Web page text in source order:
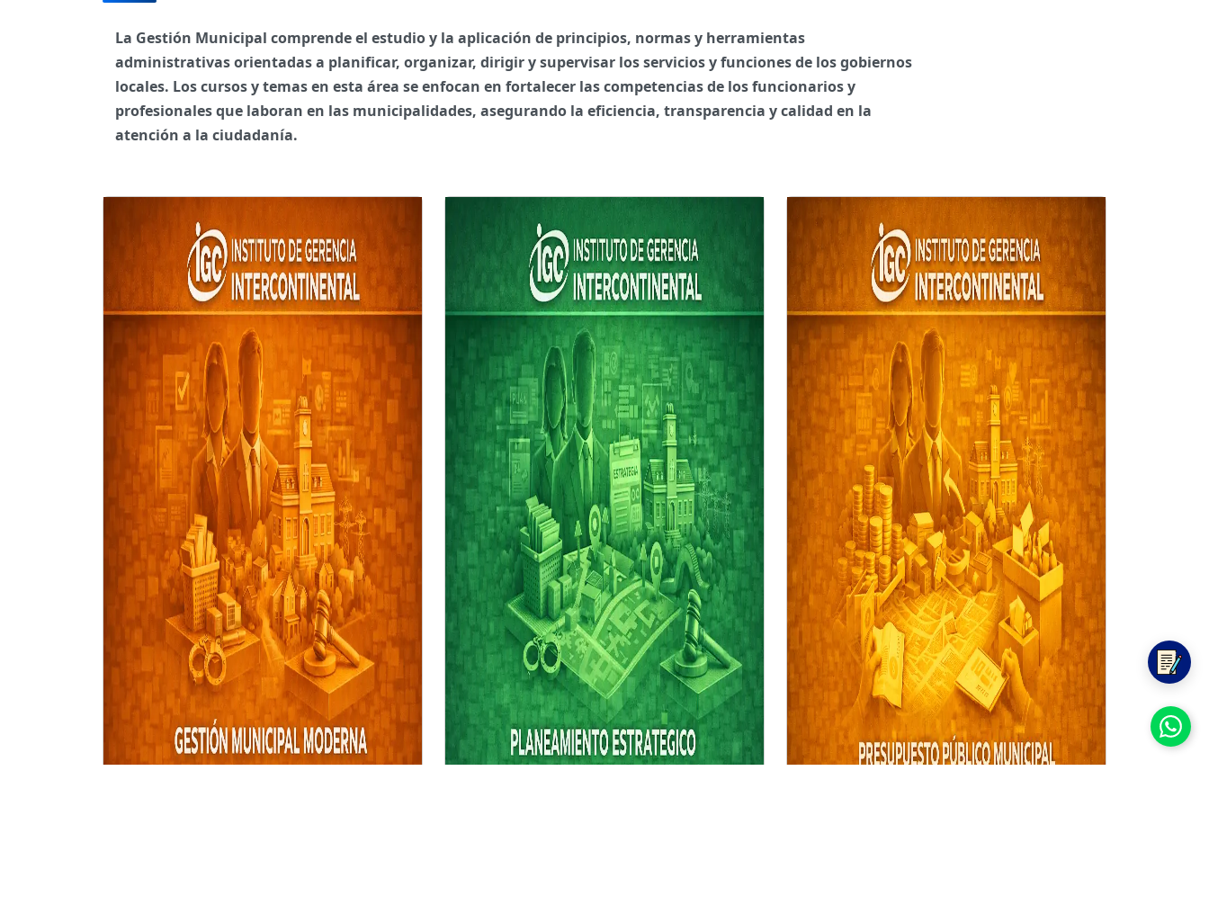
La Gestión Municipal comprende el estudio y la aplicación de principios, normas y herramientas
administrativas orientadas a planificar, organizar, dirigir y supervisar los servicios y funciones de los gobiernos
locales. Los cursos y temas en esta área se enfocan en fortalecer las competencias de los funcionarios y
profesionales que laboran en las municipalidades, asegurando la eficiencia, transparencia y calidad en la
atención a la ciudadanía.